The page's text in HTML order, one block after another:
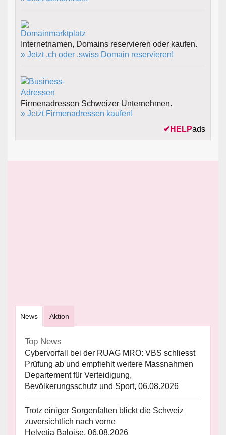
Internetnamen, Domains reservieren oder kaufen.
» Jetzt .ch oder .swiss Domain reservieren!
Firmenadressen Schweizer Unternehmen.
» Jetzt Firmenadressen kaufen!
✔ HELPads
News Aktion
Top News
Cybervorfall bei der RUAG MRO: VBS schliesst
Prüfung ab und empfiehlt weitere Massnahmen
Departement für Verteidigung,
Bevölkerungsschutz und Sport, 06.08.2026
Trotz einiger Sorgenfalten blickt die Schweiz
zuversichtlich nach vorne
Helvetia Baloise, 06.08.2026